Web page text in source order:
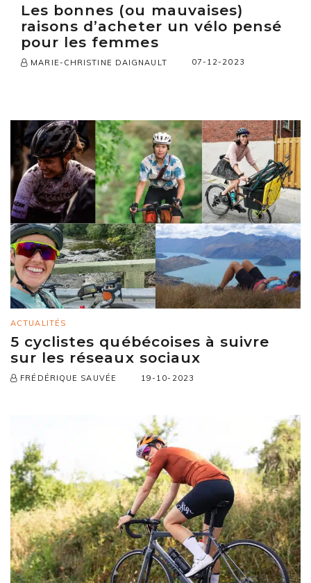
Les bonnes (ou mauvaises)
raisons d’acheter un vélo pensé
pour les femmes
MARIE-CHRISTINE DAIGNAULT 07-12-2023
ACTUALITÉS
5 cyclistes québécoises à suivre
sur les réseaux sociaux
FRÉDÉRIQUE SAUVÉE 19-10-2023